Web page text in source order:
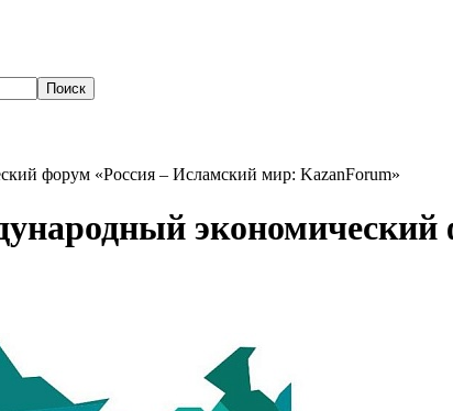
форум «Россия – Исламский мир: KazanForum»
экономический